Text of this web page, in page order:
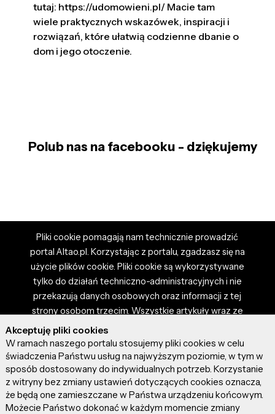
tutaj: https://udomowieni.pl/ Macie tam
wiele praktycznych wskazówek, inspiracji i
rozwiązań, które ułatwią codzienne dbanie o
dom i jego otoczenie.
Polub nas na facebooku - dziękujemy
Pliki cookie pomagają nam technicznie prowadzić
portal Altao.pl. Korzystając z portalu, zgadzasz się na
użycie plików cookie. Pliki cookie są wykorzystywane
tylko do działań techniczno-administracyjnych i nie
przekazują danych osobowych oraz informacji z tej
strony osobom trzecim. Wszystkie artykuły wraz ze
zdjęciami i materiałami dostępnymi na portalu są
własnością użytkowników. Administrator i właściciel
portalu nie ponosi odpowiedzialności za tresci
prezentowane przez autorów artykułów. Dodając
artykuł, zgadzasz się z regulaminem portalu oraz
ponosisz odpowiedzialność za wszystkie materiały
Akceptuję pliki cookies
W ramach naszego portalu stosujemy pliki cookies w celu
świadczenia Państwu usług na najwyższym poziomie, w tym w
sposób dostosowany do indywidualnych potrzeb. Korzystanie
z witryny bez zmiany ustawień dotyczących cookies oznacza,
że będą one zamieszczane w Państwa urządzeniu końcowym.
Możecie Państwo dokonać w każdym momencie zmiany